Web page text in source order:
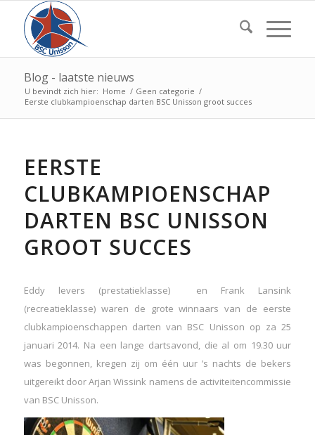
Blog - laatste nieuws
U bevindt zich hier: Home / Geen categorie /
Eerste clubkampioenschap darten BSC Unisson groot succes
EERSTE
CLUBKAMPIOENSCHAP
DARTEN BSC UNISSON
GROOT SUCCES
Eddy levers (prestatieklasse) en Frank Lansink
(recreatieklasse) waren de grote winnaars van de eerste
clubkampioenschappen darten van BSC Unisson op za 25
januari 2014. Na een lange dartsavond, die al om 19.30 uur
was begonnen, kregen zij om één uur ’s nachts de bekers
uitgereikt door Arjan Wissink namens de activiteitencommissie
van BSC Unisson.